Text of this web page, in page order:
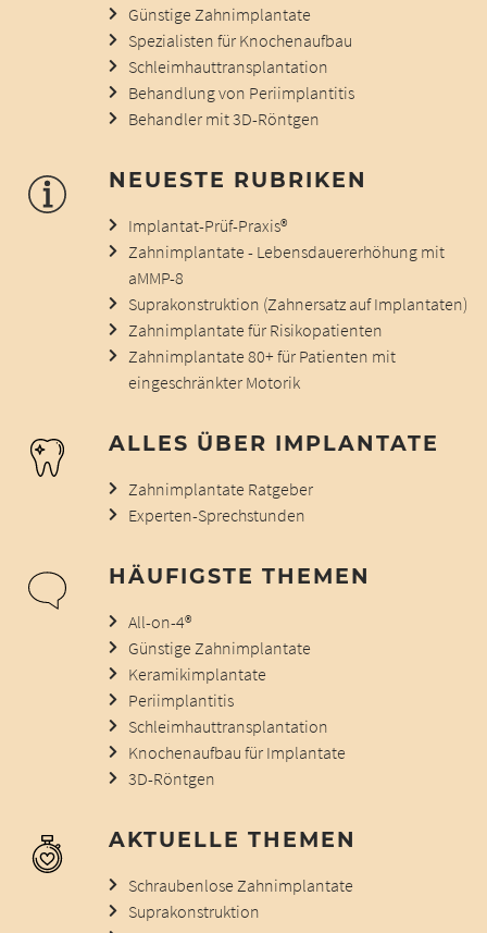
Günstige Zahnimplantate
Spezialisten für Knochenaufbau
Schleimhauttransplantation
Behandlung von Periimplantitis
Behandler mit 3D-Röntgen
NEUESTE RUBRIKEN
Implantat-Prüf-Praxis®
Zahnimplantate - Lebensdauererhöhung mit
aMMP-8
Suprakonstruktion (Zahnersatz auf Implantaten)
Zahnimplantate für Risikopatienten
Zahnimplantate 80+ für Patienten mit
eingeschränkter Motorik
ALLES ÜBER IMPLANTATE
Zahnimplantate Ratgeber
Experten-Sprechstunden
HÄUFIGSTE THEMEN
All-on-4®
Günstige Zahnimplantate
Keramikimplantate
Periimplantitis
Schleimhauttransplantation
Knochenaufbau für Implantate
3D-Röntgen
AKTUELLE THEMEN
Schraubenlose Zahnimplantate
Suprakonstruktion